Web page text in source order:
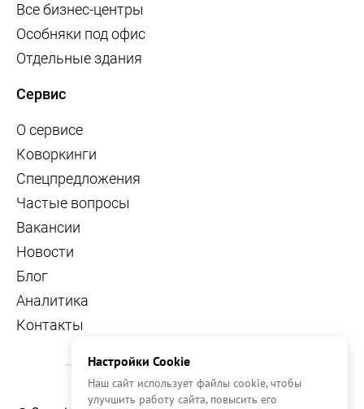
Все бизнес-центры
Особняки под офис
Отдельные здания
Сервис
О сервисе
Коворкинги
Спецпредложения
Частые вопросы
Вакансии
Новости
Блог
Аналитика
Контакты
Настройки Cookie
Наш сайт использует файлы cookie, чтобы
улучшить работу сайта, повысить его